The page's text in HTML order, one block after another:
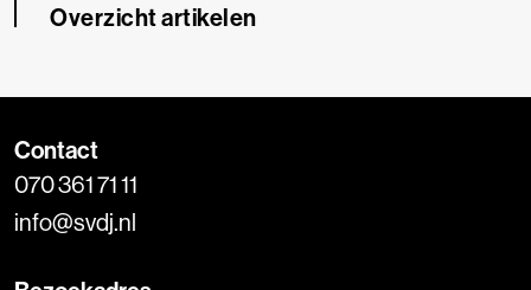
Overzicht artikelen
Contact
070 361 71 11
info@svdj.nl